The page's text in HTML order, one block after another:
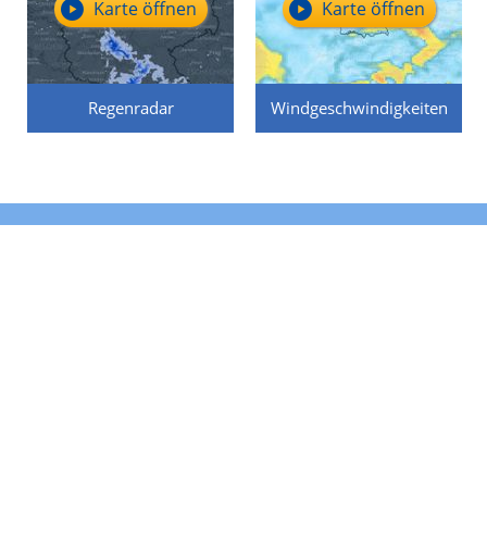
Regenradar
Karte öffnen
Windgeschwindigkeiten
Karte öffnen